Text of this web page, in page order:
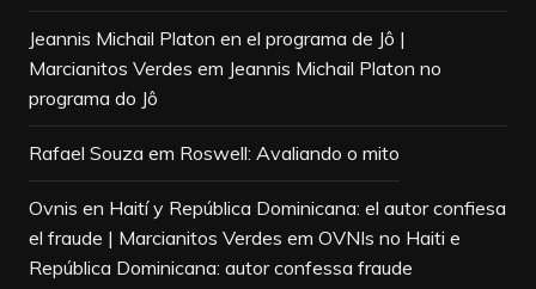
Jeannis Michail Platon en el programa de Jô |
Marcianitos Verdes em Jeannis Michail Platon no
programa do Jô
Rafael Souza em Roswell: Avaliando o mito
Ovnis en Haití y República Dominicana: el autor confiesa
el fraude | Marcianitos Verdes em OVNIs no Haiti e
República Dominicana: autor confessa fraude